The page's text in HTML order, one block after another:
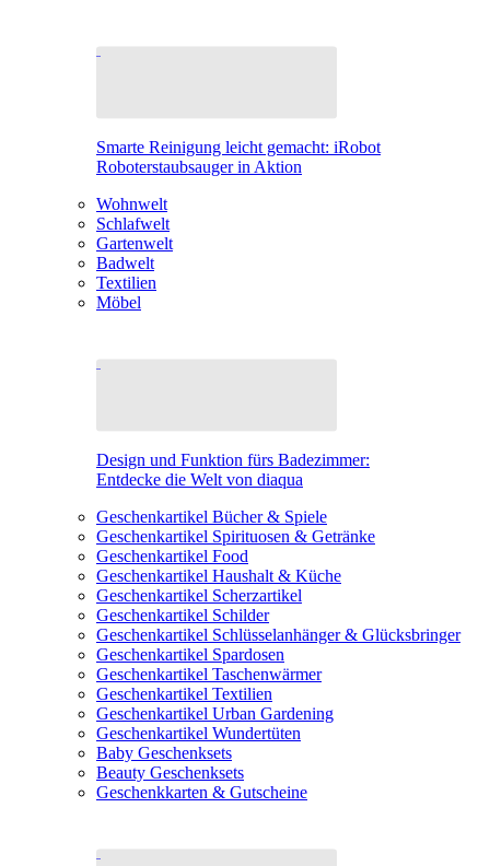
Smarte Reinigung leicht gemacht: iRobot
Roboterstaubsauger in Aktion
Wohnwelt
Schlafwelt
Gartenwelt
Badwelt
Textilien
Möbel
Design und Funktion fürs Badezimmer:
Entdecke die Welt von diaqua
Geschenkartikel Bücher & Spiele
Geschenkartikel Spirituosen & Getränke
Geschenkartikel Food
Geschenkartikel Haushalt & Küche
Geschenkartikel Scherzartikel
Geschenkartikel Schilder
Geschenkartikel Schlüsselanhänger & Glücksbringer
Geschenkartikel Spardosen
Geschenkartikel Taschenwärmer
Geschenkartikel Textilien
Geschenkartikel Urban Gardening
Geschenkartikel Wundertüten
Baby Geschenksets
Beauty Geschenksets
Geschenkkarten & Gutscheine